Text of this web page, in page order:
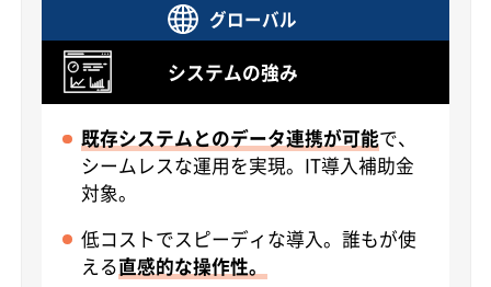
グローバル
システムの強み
既存システムとのデータ連携が可能で、
シームレスな運用を実現。IT導入補助金
対象。
低コストでスピーディな導入。誰もが使
える直感的な操作性。